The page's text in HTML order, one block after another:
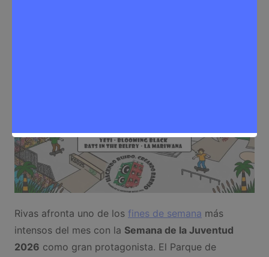
Rivas afronta uno de los fines de semana más
intensos del mes con la Semana de la Juventud
2026 como gran protagonista. El Parque de